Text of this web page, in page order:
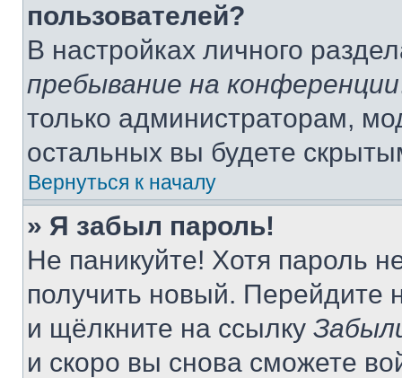
пользователей?
В настройках личного
пребывание на конференции
только администраторам,
остальных вы будете
Вернуться к началу
» Я забыл пароль!
Не паникуйте! Хотя пароль
получить новый. Перейдите
и щёлкните на ссылку
и скоро вы снова сможете